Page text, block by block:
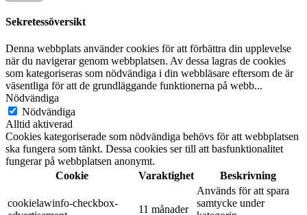
Sekretessöversikt
Denna webbplats använder cookies för att förbättra din upplevelse
när du navigerar genom webbplatsen. Av dessa lagras de cookies
som kategoriseras som nödvändiga i din webbläsare eftersom de är
väsentliga för att de grundläggande funktionerna på webb...
Nödvändiga
Nödvändiga
Alltid aktiverad
Cookies kategoriserade som nödvändiga behövs för att webbplatsen
ska fungera som tänkt. Dessa cookies ser till att basfunktionalitet
fungerar på webbplatsen anonymt.
Cookie
Varaktighet Beskrivning
cookielawinfo-checkbox-
11 månader
Används för att spara
samtycke under